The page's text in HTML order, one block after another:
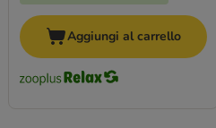
Aggiungi al carrello